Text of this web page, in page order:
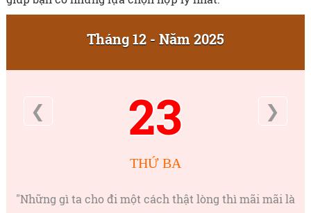
Tháng 12 - Năm 2025
❮ 23 ❯
THỨ BA
"Những gì ta cho đi một cách thật lòng thì mãi mãi là